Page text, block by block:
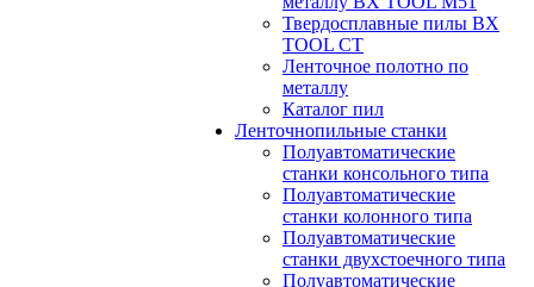
Твердосплавные пилы BX
TOOL CT
Ленточное полотно по
металлу
Каталог пил
Ленточнопильные станки
Полуавтоматические
станки консольного типа
Полуавтоматические
станки колонного типа
Полуавтоматические
станки двухстоечного типа
Полуавтоматические